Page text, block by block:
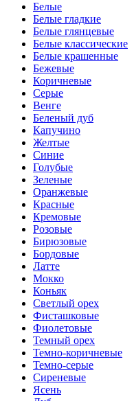
Белые
Белые гладкие
Белые глянцевые
Белые классические
Белые крашенные
Бежевые
Коричневые
Серые
Венге
Беленый дуб
Капучино
Желтые
Синие
Голубые
Зеленые
Оранжевые
Красные
Кремовые
Розовые
Бирюзовые
Бордовые
Латте
Мокко
Коньяк
Светлый орех
Фисташковые
Фиолетовые
Темный орех
Темно-коричневые
Темно-серые
Сиреневые
Ясень